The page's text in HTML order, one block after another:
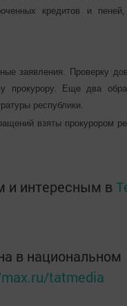
кредитов и
заявления. Проверку
прокурору. Еще два
республики.
взяты прокурором
интересным в
в национальном
tatmedia